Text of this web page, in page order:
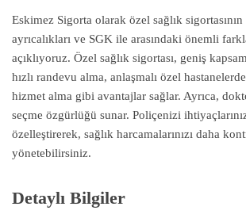
Eskimez Sigorta olarak özel sağlık
ayrıcalıkları ve SGK ile arasındaki önemli
açıklıyoruz. Özel sağlık sigortası, geniş
hızlı randevu alma, anlaşmalı özel
hizmet alma gibi avantajlar sağlar. Ayrıca,
seçme özgürlüğü sunar. Poliçenizi
özelleştirerek, sağlık harcamalarınızı daha
yönetebilirsiniz.
Detaylı Bilgiler